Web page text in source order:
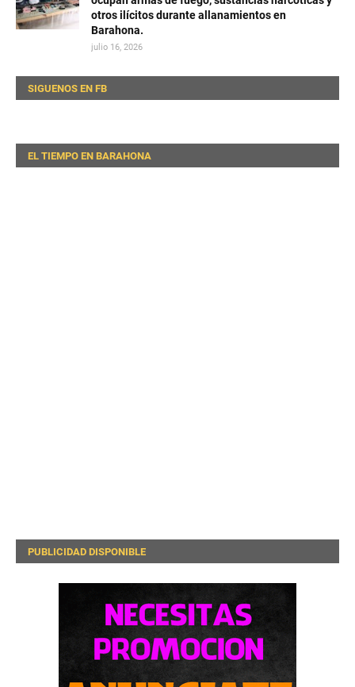
otros ilícitos durante allanamientos en
Barahona.
julio 16, 2026
SIGUENOS EN FB
EL TIEMPO EN BARAHONA
PUBLICIDAD DISPONIBLE